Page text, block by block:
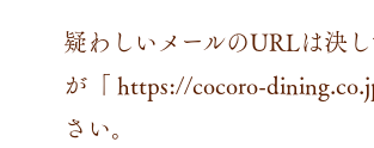
疑わしいメールのURLは決
が「 https://cocoro-
さい。